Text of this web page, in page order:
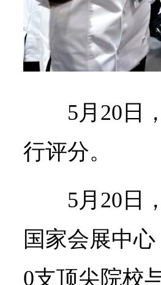
5月20日
行评分。
5月20日
国家会展中
0支顶尖院校